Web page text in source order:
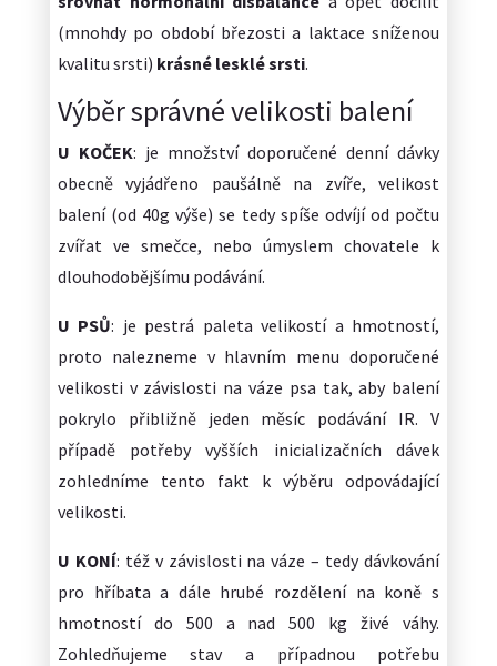
(mnohdy po období březosti a laktace sníženou
kvalitu srsti) krásné lesklé srsti.
Výběr správné velikosti balení
U KOČEK: je množství doporučené denní dávky
obecně vyjádřeno paušálně na zvíře, velikost
balení (od 40g výše) se tedy spíše odvíjí od počtu
zvířat ve smečce, nebo úmyslem chovatele k
dlouhodobějšímu podávání.
U PSŮ: je pestrá paleta velikostí a hmotností,
proto nalezneme v hlavním menu doporučené
velikosti v závislosti na váze psa tak, aby balení
pokrylo přibližně jeden měsíc podávání IR. V
případě potřeby vyšších inicializačních dávek
zohledníme tento fakt k výběru odpovádající
velikosti.
U KONÍ: též v závislosti na váze – tedy dávkování
pro hříbata a dále hrubé rozdělení na koně s
hmotností do 500 a nad 500 kg živé váhy.
Zohledňujeme stav a případnou potřebu